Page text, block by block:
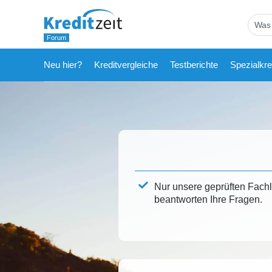
Neu hier? Kreditvergleiche Testberichte
Nur unsere geprüften
beantworten Ihre Fragen.